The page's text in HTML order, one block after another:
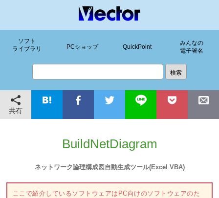
ソフト
ライブラリ
PCショップ QuickPoint
みんなの
電子署名
共有
BuildNetDiagram
ネットワーク論理構成図自動生成ツール(Excel VBA)
ここで紹介しているソフトウェアはPC向けのソフトウェアのた